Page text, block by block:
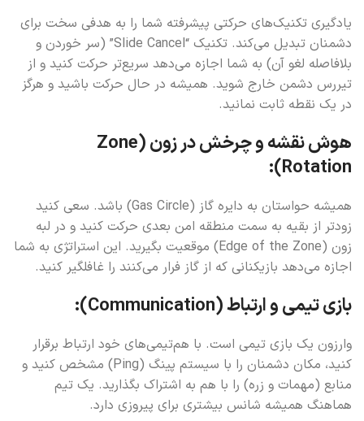
یادگیری تکنیک‌های حرکتی پیشرفته شما را به هدفی سخت برای
دشمنان تبدیل می‌کند. تکنیک “Slide Cancel” (سر خوردن و
بلافاصله لغو آن) به شما اجازه می‌دهد سریع‌تر حرکت کنید و از
تیررس دشمن خارج شوید. همیشه در حال حرکت باشید و هرگز
در یک نقطه ثابت نمانید.
هوش نقشه و چرخش در زون (Zone
Rotation):
همیشه حواستان به دایره گاز (Gas Circle) باشد. سعی کنید
زودتر از بقیه به سمت منطقه امن بعدی حرکت کنید و در لبه
زون (Edge of the Zone) موقعیت بگیرید. این استراتژی به شما
اجازه می‌دهد بازیکنانی که از گاز فرار می‌کنند را غافلگیر کنید.
بازی تیمی و ارتباط (Communication):
وارزون یک بازی تیمی است. با هم‌تیمی‌های خود ارتباط برقرار
کنید، مکان دشمنان را با سیستم پینگ (Ping) مشخص کنید و
منابع (مهمات و زره) را با هم به اشتراک بگذارید. یک تیم
هماهنگ همیشه شانس بیشتری برای پیروزی دارد.